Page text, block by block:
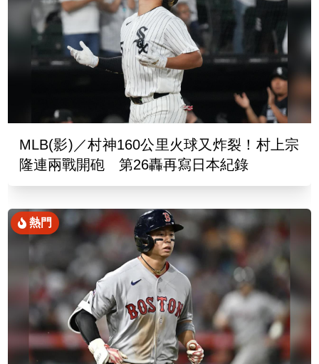
MLB(影)／村神160公里火球又炸裂！村上宗
隆連兩戰開砲 第26轟再寫日本紀錄
熱門